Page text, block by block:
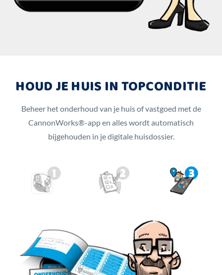
HOUD JE HUIS IN TOPCONDITIE
Beheer het onderhoud van je huis of vastgoed met de
CannonWorks®-app en alles wordt automatisch
bijgehouden in je digitale huisdossier.